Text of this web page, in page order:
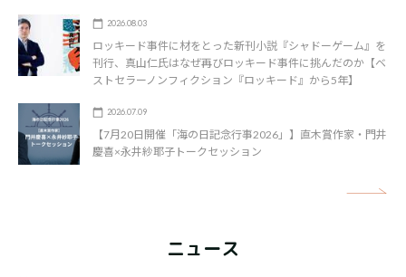
2026.08.03
ロッキード事件に材をとった新刊小説『シャドーゲーム』を
刊行、真山仁氏はなぜ再びロッキード事件に挑んだのか【ベ
ストセラーノンフィクション『ロッキード』から5年】
2026.07.09
【7月20日開催「海の日記念行事2026」】直木賞作家・門井
慶喜×永井紗耶子トークセッション
ニュース